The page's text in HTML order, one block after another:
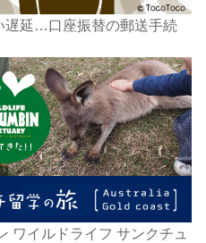
遅延…口座振替の郵送手続
ワイルドライフ サンクチュ